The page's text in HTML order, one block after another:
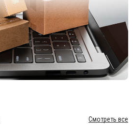
Смотреть все